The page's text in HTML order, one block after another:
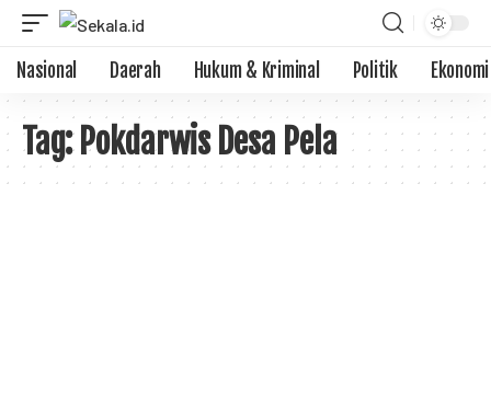
Nasional Daerah Hukum & Kriminal Politik Ekonomi
Tag: Pokdarwis Desa Pela